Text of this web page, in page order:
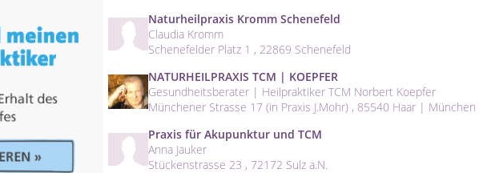
Naturheilpraxis Kromm Schenefeld
Claudia Kromm
Schenefelder Platz 1 , 22869 Schenefeld
NATURHEILPRAXIS TCM | KOEPFER
Gesundheitsberater | Heilpraktiker TCM Norbert Koepfer
Münchener Strasse 17 (in Praxis J.Mohr) , 85540 Haar |
Praxis für Akupunktur und TCM
Anna Jauker
Stückenstrasse 23 , 72172 Sulz a.N.